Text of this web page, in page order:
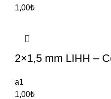
1,00₺
2×1,5 mm LIHH –
a1
1,00₺